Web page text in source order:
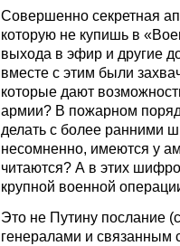
Совершенно секретная
которую не купишь в
выхода в эфир и другие
вместе с этим были
которые дают
армии? В пожарном
делать с более ранними
несомненно, имеются у
читаются? А в этих
крупной военной
Это не Путину послание
генералами и связанным